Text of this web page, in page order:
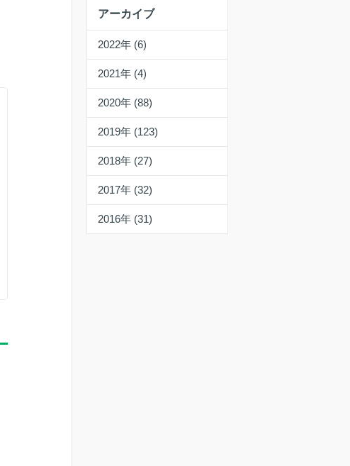
アーカイブ
2022年 (6)
2021年 (4)
2020年 (88)
2019年 (123)
2018年 (27)
2017年 (32)
2016年 (31)